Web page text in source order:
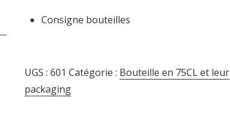
(9.33€/L)
Consigne bouteilles
UGS : 601 Catégorie : Bouteille en 75CL et leur
packaging